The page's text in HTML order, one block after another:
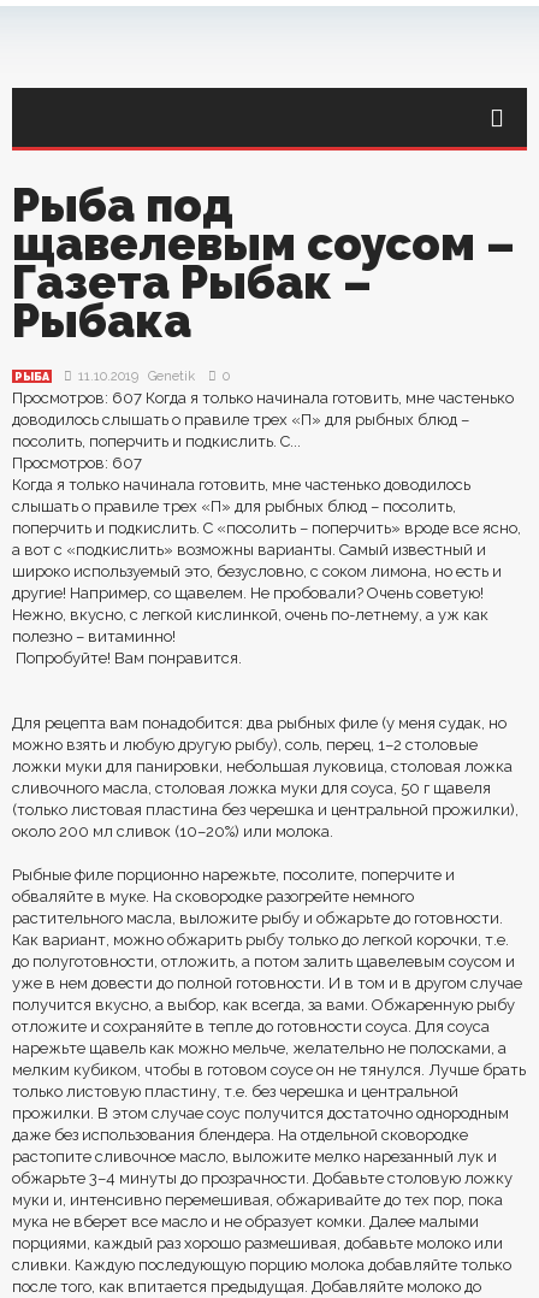
Рыба под
щавелевым соусом –
Газета Рыбак –
Рыбака
РЫБА 11.10.2019 Genetik 0
Просмотров: 607 Когда я только начинала готовить, мне частенько
доводилось слышать о правиле трех «П» для рыбных блюд –
посолить, поперчить и подкислить. С...
Просмотров: 607
Когда я только начинала готовить, мне частенько доводилось
слышать о правиле трех «П» для рыбных блюд – посолить,
поперчить и подкислить. С «посолить – поперчить» вроде все ясно,
а вот с «подкислить» возможны варианты. Самый известный и
широко используемый это, безусловно, с соком лимона, но есть и
другие! Например, со щавелем. Не пробовали? Очень советую!
Нежно, вкусно, с легкой кислинкой, очень по-летнему, а уж как
полезно – витаминно!
Попробуйте! Вам понравится.
Для рецепта вам понадобится: два рыбных филе (у меня судак, но
можно взять и любую другую рыбу), соль, перец, 1–2 столовые
ложки муки для панировки, небольшая луковица, столовая ложка
сливочного масла, столовая ложка муки для соуса, 50 г щавеля
(только листовая пластина без черешка и центральной прожилки),
около 200 мл сливок (10–20%) или молока.
Рыбные филе порционно нарежьте, посолите, поперчите и
обваляйте в муке. На сковородке разогрейте немного
растительного масла, выложите рыбу и обжарьте до готовности.
Как вариант, можно обжарить рыбу только до легкой корочки, т.е.
до полуготовности, отложить, а потом залить щавелевым соусом и
уже в нем довести до полной готовности. И в том и в другом случае
получится вкусно, а выбор, как всегда, за вами. Обжаренную рыбу
отложите и сохраняйте в тепле до готовности соуса. Для соуса
нарежьте щавель как можно мельче, желательно не полосками, а
мелким кубиком, чтобы в готовом соусе он не тянулся. Лучше брать
только листовую пластину, т.е. без черешка и центральной
прожилки. В этом случае соус получится достаточно однородным
даже без использования блендера. На отдельной сковородке
растопите сливочное масло, выложите мелко нарезанный лук и
обжарьте 3–4 минуты до прозрачности. Добавьте столовую ложку
муки и, интенсивно перемешивая, обжаривайте до тех пор, пока
мука не вберет все масло и не образует комки. Далее малыми
порциями, каждый раз хорошо размешивая, добавьте молоко или
сливки. Каждую последующую порцию молока добавляйте только
после того, как впитается предыдущая. Добавляйте молоко до